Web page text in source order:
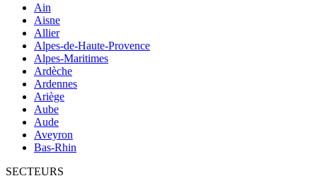
Ain
Aisne
Allier
Alpes-de-Haute-Provence
Alpes-Maritimes
Ardèche
Ardennes
Ariège
Aube
Aude
Aveyron
Bas-Rhin
SECTEURS